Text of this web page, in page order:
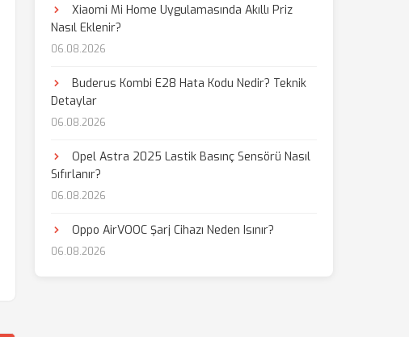
Xiaomi Mi Home Uygulamasında Akıllı Priz
Nasıl Eklenir?
06.08.2026
Buderus Kombi E28 Hata Kodu Nedir? Teknik
Detaylar
06.08.2026
Opel Astra 2025 Lastik Basınç Sensörü Nasıl
Sıfırlanır?
06.08.2026
Oppo AirVOOC Şarj Cihazı Neden Isınır?
06.08.2026